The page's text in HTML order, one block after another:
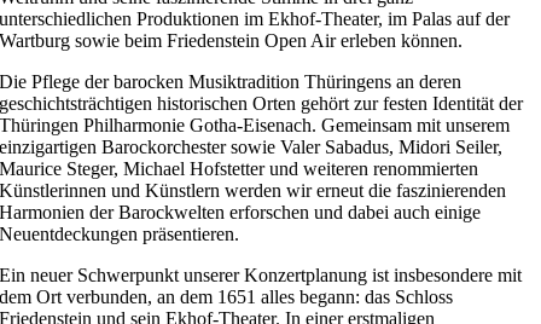
unterschiedlichen Produktionen im Ekhof-Theater, im Palas auf der
Wartburg sowie beim Friedenstein Open Air erleben können.
Die Pflege der barocken Musiktradition Thüringens an deren
geschichtsträchtigen historischen Orten gehört zur festen Identität der
Thüringen Philharmonie Gotha-Eisenach. Gemeinsam mit unserem
einzigartigen Barockorchester sowie Valer Sabadus, Midori Seiler,
Maurice Steger, Michael Hofstetter und weiteren renommierten
Künstlerinnen und Künstlern werden wir erneut die faszinierenden
Harmonien der Barockwelten erforschen und dabei auch einige
Neuentdeckungen präsentieren.
Ein neuer Schwerpunkt unserer Konzertplanung ist insbesondere mit
dem Ort verbunden, an dem 1651 alles begann: das Schloss
Friedenstein und sein Ekhof-Theater. In einer erstmaligen